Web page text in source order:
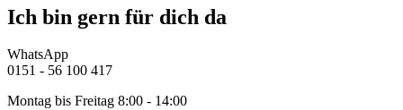
Ich bin gern für dich da
WhatsApp
0151 - 56 100 417
Montag bis Freitag 8:00 - 14:00